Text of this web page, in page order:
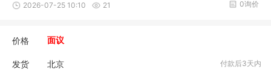
2026-07-25 10:10 21 0询价
价格 面议
发货 北京 付款后3天内